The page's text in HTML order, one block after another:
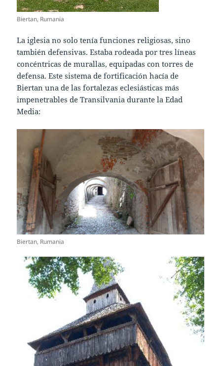
Biertan, Rumania
La iglesia no solo tenía funciones religiosas, sino
también defensivas. Estaba rodeada por tres líneas
concéntricas de murallas, equipadas con torres de
defensa. Este sistema de fortificación hacía de
Biertan una de las fortalezas eclesiásticas más
impenetrables de Transilvania durante la Edad
Media:
Biertan, Rumania